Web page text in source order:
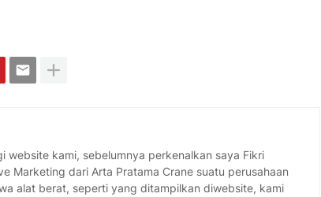
website kami, sebelumnya perkenalkan saya Fikri
Marketing dari Arta Pratama Crane suatu perusahaan
alat berat, seperti yang ditampilkan diwebsite, kami